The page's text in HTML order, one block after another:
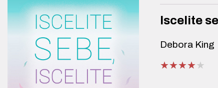
Iscelite
Debora King
★★★★★
★★★★★
★★★★★